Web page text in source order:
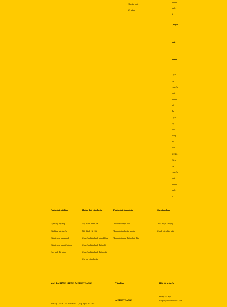
Chuyển phát
tiết kiệm
nhanh
quốc
tế
Chuyển
phát
nhanh
Dịch
vụ
chuyển
phát
nhanh
nội
địa
Dịch
vụ
phát
hàng
thu
tiền
(COD)
Dịch
vụ
chuyển
phát
nhanh
quốc
tế
Phương thức đặt hàng
Đặt hàng trực tiếp
Đặt hàng trực tuyến
Đặt dịch vụ qua email
Đặt dịch vụ qua điện thoại
Quy trình đặt hàng
Phương thức vận chuyển
Nội thành TP.HCM
Nội thành Hà Nội
Chuyển phát nhanh hàng không
Chuyển phát nhanh đường bộ
Chuyển phát nhanh đường sắt
Chi phí vận chuyển
Phương thức thanh toán
Thanh toán trực tiếp
Thanh toán chuyển khoản
Thanh toán qua đường bưu điện
Quy định chung
Thỏa thuận sử dụng
Chính sách bảo mật
VẬN TẢI HÀNG KHÔNG AIRPORTCARGO
Số Giấy CNĐKDN: 0107912577, cấp ngày 2017-07-
Văn phòng
AIRPORTCARGO
Hỗ trợ trực tuyến
Hỗ trợ Hà Nội:
saigon@indochinapost.com